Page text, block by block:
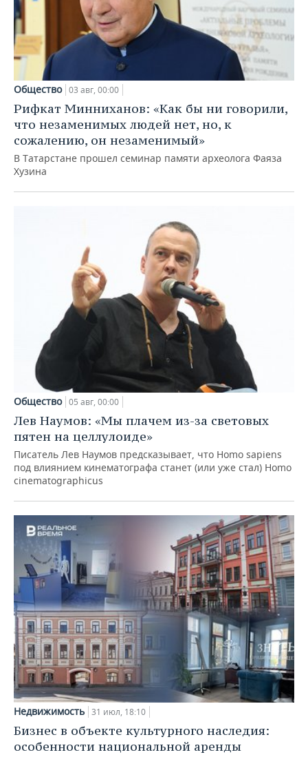
Общество 03 авг, 00:00
Рифкат Минниханов: «Как бы ни говорили,
что незаменимых людей нет, но, к
сожалению, он незаменимый»
В Татарстане прошел семинар памяти археолога Фаяза
Хузина
Общество 05 авг, 00:00
Лев Наумов: «Мы плачем из-за световых
пятен на целлулоиде»
Писатель Лев Наумов предсказывает, что Homo sapiens
под влиянием кинематографа станет (или уже стал) Homo
cinematographicus
Недвижимость 31 июл, 18:10
Бизнес в объекте культурного наследия:
особенности национальной аренды